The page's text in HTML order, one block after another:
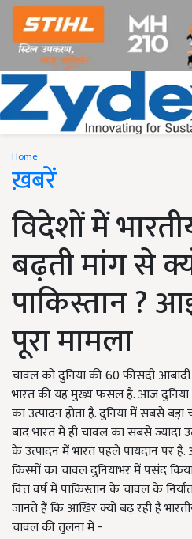
Home
ख़बरें
विदेशों में
बढ़ती मांग से
पाकिस्तान ?
पूरा मामला
चावल को दुनिया की 60 फीसदी आबादी
भारत की यह मुख्य फसल है. आज
का उत्पादन होता है. दुनिया में सबसे
बाद भारत में ही चावल का सबसे ज्यादा
के उत्पादन में भारत पहले पायदान पर
किस्मों का चावल दुनियाभर में पसंद
वित्त वर्ष में पाकिस्तान के चावल के
जानते हैं कि आखिर क्यों बढ़ रही है
चावल की तुलना में -